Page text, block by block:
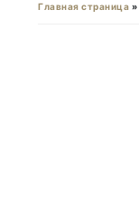
Главная страница »